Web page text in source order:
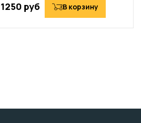
1250 руб В корзину